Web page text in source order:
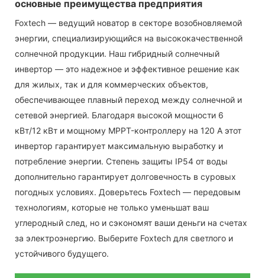
основные преимущества предприятия
Foxtech — ведущий новатор в секторе возобновляемой
энергии, специализирующийся на высококачественной
солнечной продукции. Наш гибридный солнечный
инвертор — это надежное и эффективное решение как
для жилых, так и для коммерческих объектов,
обеспечивающее плавный переход между солнечной и
сетевой энергией. Благодаря высокой мощности 6
кВт/12 кВт и мощному MPPT-контроллеру на 120 А этот
инвертор гарантирует максимальную выработку и
потребление энергии. Степень защиты IP54 от воды
дополнительно гарантирует долговечность в суровых
погодных условиях. Доверьтесь Foxtech — передовым
технологиям, которые не только уменьшат ваш
углеродный след, но и сэкономят ваши деньги на счетах
за электроэнергию. Выберите Foxtech для светлого и
устойчивого будущего.